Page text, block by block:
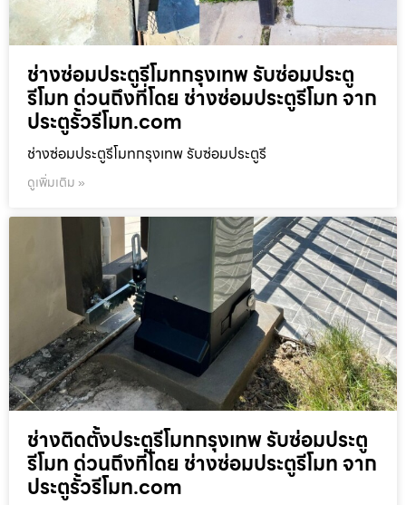
ช่างซ่อมประตูรีโมทกรุงเทพ รับซ่อมประตู
รีโมท ด่วนถึงที่โดย ช่างซ่อมประตูรีโมท จาก
ประตูรั้วรีโมท.com
ช่างซ่อมประตูรีโมทกรุงเทพ รับซ่อมประตูรี
ดูเพิ่มเติม »
ช่างติดตั้งประตูรีโมทกรุงเทพ รับซ่อมประตู
รีโมท ด่วนถึงที่โดย ช่างซ่อมประตูรีโมท จาก
ประตูรั้วรีโมท.com